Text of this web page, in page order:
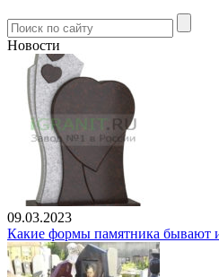
Новости
09.03.2023
Какие формы памятника бывают